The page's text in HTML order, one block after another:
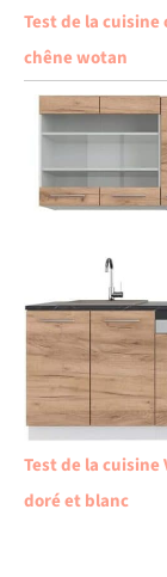
Test de la
chêne wotan
Test de la cuisine
doré et blanc